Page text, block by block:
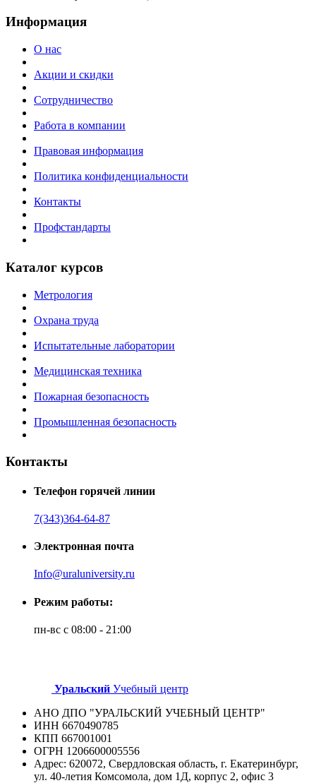
Информация
О нас
Акции и скидки
Сотрудничество
Работа в компании
Правовая информация
Политика конфиденциальности
Контакты
Профстандарты
Каталог курсов
Метрология
Охрана труда
Испытательные лаборатории
Медицинская техника
Пожарная безопасность
Промышленная безопасность
Контакты
Телефон горячей линии
7(343)364-64-87
Электронная почта
Info@uraluniversity.ru
Режим работы:
пн-вс с 08:00 - 21:00
Уральский Учебный центр
АНО ДПО "УРАЛЬСКИЙ УЧЕБНЫЙ ЦЕНТР"
ИНН 6670490785
КПП 667001001
ОГРН 1206600005556
Адрес: 620072, Свердловская область, г. Екатеринбург,
ул. 40-летия Комсомола, дом 1Д, корпус 2, офис 3